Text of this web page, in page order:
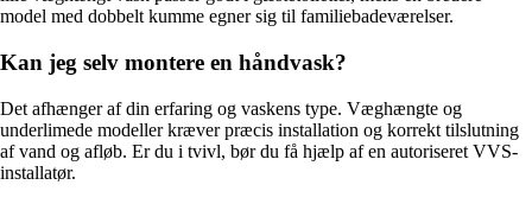
model med dobbelt kumme egner sig til familiebadeværelser.
Kan jeg selv montere en håndvask?
Det afhænger af din erfaring og vaskens type. Væghængte og
underlimede modeller kræver præcis installation og korrekt tilslutning
af vand og afløb. Er du i tvivl, bør du få hjælp af en autoriseret VVS-
installatør.